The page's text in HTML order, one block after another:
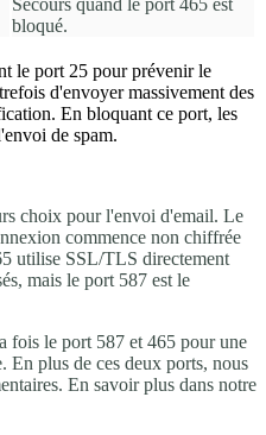
Secours quand le port 465 est
bloqué.
le port 25 pour prévenir le
d'envoyer massivement des
En bloquant ce port, les
de spam.
choix pour l'envoi d'email. Le
commence non chiffrée
utilise SSL/TLS directement
mais le port 587 est le
fois le port 587 et 465 pour une
En plus de ces deux ports, nous
En savoir plus dans notre